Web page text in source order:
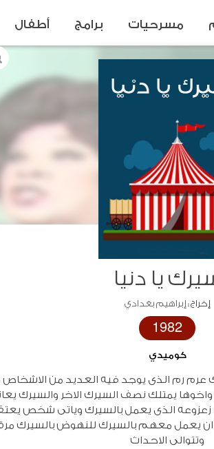
يا دنيا
إخراج :إبراهيم بغدادي
1982
كوميدي
عرم رم الذى يوجد فيه العديد من
يمتلك نصف السيرك الاخر والسيرك
زعزوعه الذى يعمل بالسيرك وياتى شخص
ان يعمل معهم بالسيرك للنهوض بالسيرك
وتتوالى الاحداث
مسرحيات برامج أطفال